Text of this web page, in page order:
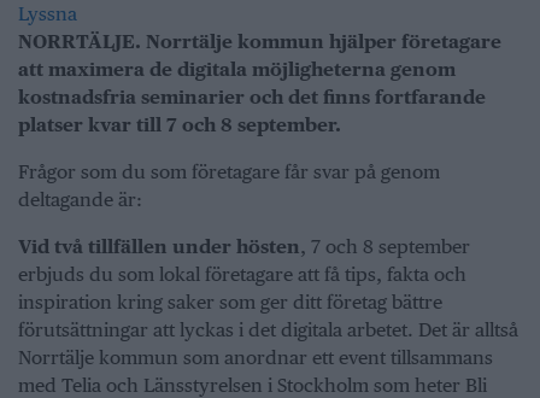
Lyssna
NORRTÄLJE. Norrtälje kommun hjälper företagare
att maximera de digitala möjligheterna genom
kostnadsfria seminarier och det finns fortfarande
platser kvar till 7 och 8 september.
Frågor som du som företagare får svar på genom
deltagande är:
Vid två tillfällen under hösten, 7 och 8 september
erbjuds du som lokal företagare att få tips, fakta och
inspiration kring saker som ger ditt företag bättre
förutsättningar att lyckas i det digitala arbetet. Det är alltså
Norrtälje kommun som anordnar ett event tillsammans
med Telia och Länsstyrelsen i Stockholm som heter Bli